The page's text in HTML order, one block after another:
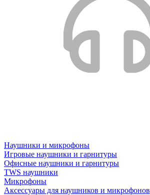
Наушники и микрофоны
Игровые наушники и гарнитуры
Офисные наушники и гарнитуры
TWS наушники
Микрофоны
Аксессуары для наушников и микрофонов